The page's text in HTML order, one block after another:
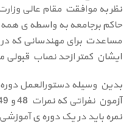
نظر به موافقت مقام عالی
حاکم برجامعه به واسطه ی همه
مساعدت برای مهندسانی که
ایشان کمتر ازحد نصاب قبولی
بدین وسیله دستورالعمل
نمره باید در یک دوره ی آموزشی